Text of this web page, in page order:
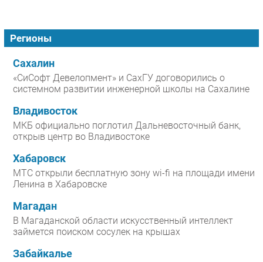
Регионы
Сахалин
«СиСофт Девелопмент» и СахГУ договорились о
системном развитии инженерной школы на Сахалине
Владивосток
МКБ официально поглотил Дальневосточный банк,
открыв центр во Владивостоке
Хабаровск
МТС открыли бесплатную зону wi-fi на площади имени
Ленина в Хабаровске
Магадан
В Магаданской области искусственный интеллект
займется поиском сосулек на крышах
Забайкалье